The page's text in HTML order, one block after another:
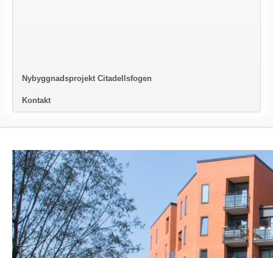
Nybyggnadsprojekt Citadellsfogen
Kontakt